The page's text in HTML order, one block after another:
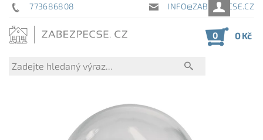
773686808 INFO@ZABEZPECSE.CZ
0 0 Kč